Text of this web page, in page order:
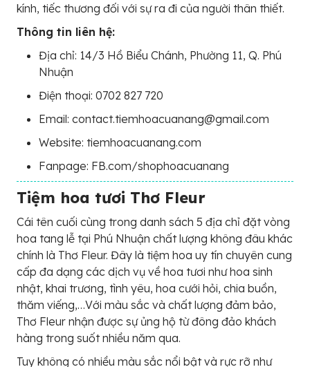
kính, tiếc thương đối với sự ra đi của người thân thiết.
Thông tin liên hệ:
Địa chỉ: 14/3 Hồ Biểu Chánh, Phường 11, Q. Phú
Nhuận
Điện thoại: 0702 827 720
Email: contact.tiemhoacuanang@gmail.com
Website: tiemhoacuanang.com
Fanpage: FB.com/shophoacuanang
Tiệm hoa tươi Thơ Fleur
Cái tên cuối cùng trong danh sách 5 địa chỉ đặt vòng
hoa tang lễ tại Phú Nhuận chất lượng không đâu khác
chính là Thơ Fleur. Đây là tiệm hoa uy tín chuyên cung
cấp đa dạng các dịch vụ về hoa tươi như hoa sinh
nhật, khai trương, tình yêu, hoa cưới hỏi, chia buồn,
thăm viếng,…Với màu sắc và chất lượng đảm bảo,
Thơ Fleur nhận được sự ủng hộ từ đông đảo khách
hàng trong suốt nhiều năm qua.
Tuy không có nhiều màu sắc nổi bật và rực rỡ như